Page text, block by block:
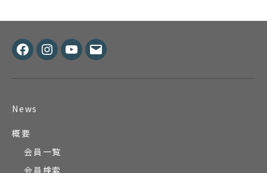
FacebookInstagramYoutube
メ
ル
News
概要
会員一覧
会員検索